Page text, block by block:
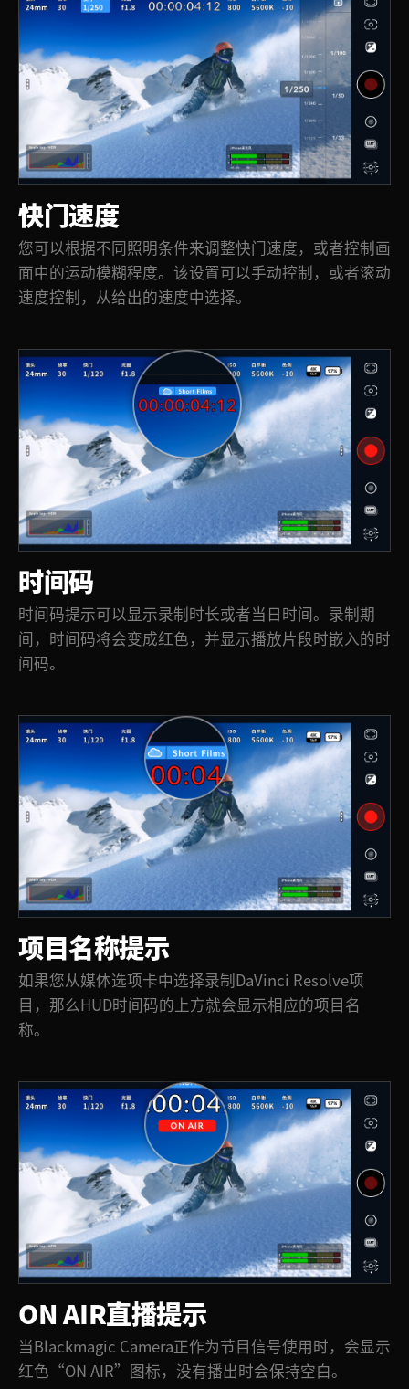
快门速度
您可以根据不同照明条件来调整快门速度，或者控制画
面中的运动模糊程度。该设置可以手动控制，或者滚动
速度控制，从给出的速度中选择。
时间码
时间码提示可以显示录制时长或者当日时间。录制期
间，时间码将会变成红色，并显示播放片段时嵌入的时
间码。
项目名称提示
如果您从媒体选项卡中选择录制DaVinci Resolve项
目，那么HUD时间码的上方就会显示相应的项目名
称。
ON AIR直播提示
当Blackmagic Camera正作为节目信号使用时，会显示
红色“ON AIR”图标，没有播出时会保持空白。